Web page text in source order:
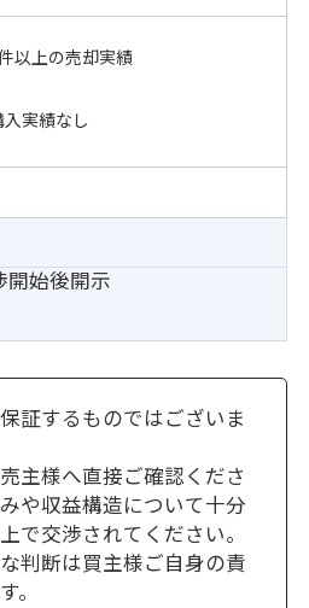
以上の売却実績
入実績なし
開始後開示
証するものではございま
主様へ直接ご確認くださ
や収益構造について十分
で交渉されてください。
判断は買主様ご自身の責
。